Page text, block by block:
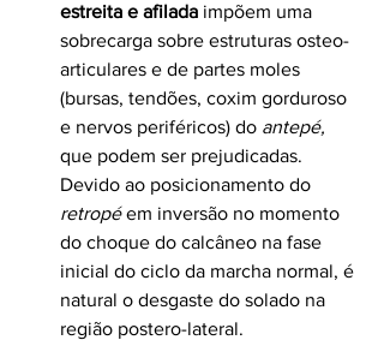
estreita e afilada impõem uma
sobrecarga sobre estruturas osteo-
articulares e de partes moles
(bursas, tendões, coxim gorduroso
e nervos periféricos) do antepé,
que podem ser prejudicadas.
Devido ao posicionamento do
retropé em inversão no momento
do choque do calcâneo na fase
inicial do ciclo da marcha normal, é
natural o desgaste do solado na
região postero-lateral.